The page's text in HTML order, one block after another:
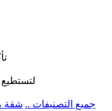
.. جميع التصنيفات .. شقة